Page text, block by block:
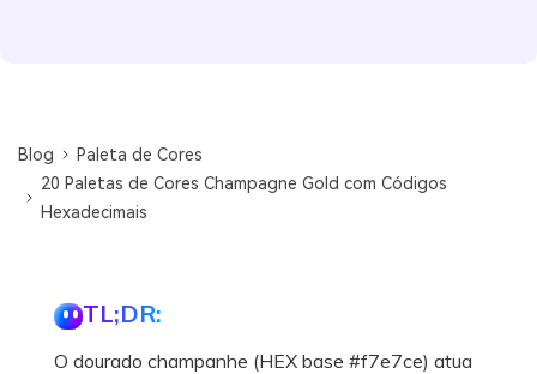
Blog
Paleta de Cores
20 Paletas de Cores Champagne Gold com Códigos
Hexadecimais
TL;DR:
O dourado champanhe (HEX base #f7e7ce) atua